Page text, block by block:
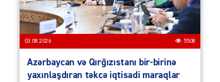
03.08.2026 5508
Azərbaycan və Qırğızıstanı bir-birinə
yaxınlaşdıran təkcə iqtisadi maraqlar